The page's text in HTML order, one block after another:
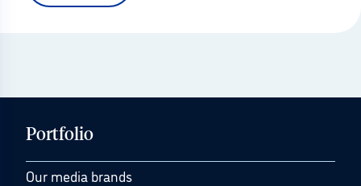
Portfolio
Our media brands